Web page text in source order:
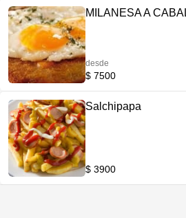
MILANESA A
desde
$ 7500
Salchipapa
$ 3900